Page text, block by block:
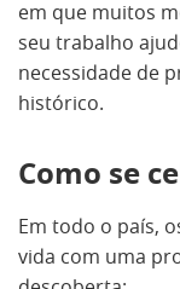
em que muitos
seu trabalho
necessidade de
histórico.
Como se
Em todo o país,
vida com uma